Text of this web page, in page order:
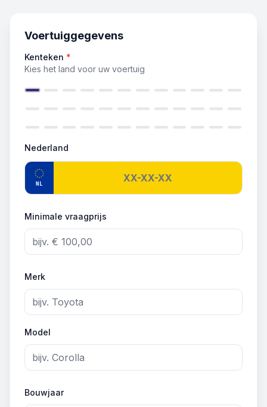
Voertuiggegevens
Kenteken *
Kies het land voor uw voertuig
Nederland
NL
Minimale vraagprijs
Merk
Model
Bouwjaar